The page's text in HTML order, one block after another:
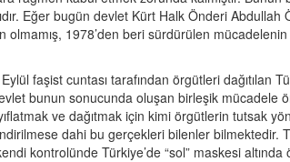
Eğer bugün devlet Kürt Halk Önderi
1978’den beri sürdürülen
faşist cuntası tarafından örgütleri dağıtılan
bunun sonucunda oluşan birleşik mücadele
ve dağıtmak için kimi örgütlerin tutsak
dahi bu gerçekleri bilenler bilmektedir.
kontrolünde Türkiye’de “sol” maskesi